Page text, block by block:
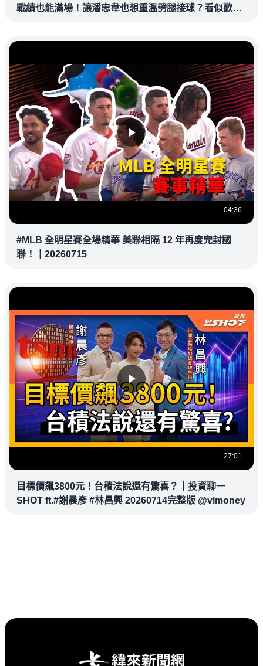
戰績也能滿場！讓潘忠韋也想重溫劈腿接球？看似歡樂
04:36
#MLB 全明星賽全場精華 美聯相隔 12 年再度完封國
聯！｜20260715
27:01
目標價飆3800元！台積法說還有驚喜？｜投資聊一
SHOT ft.#謝晨彥 #林昌興 20260714完整版 @vlmoney